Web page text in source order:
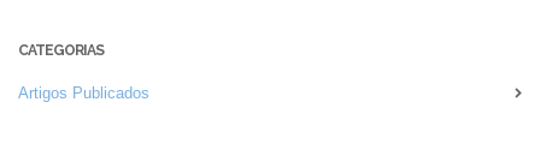
CATEGORIAS
Artigos Publicados